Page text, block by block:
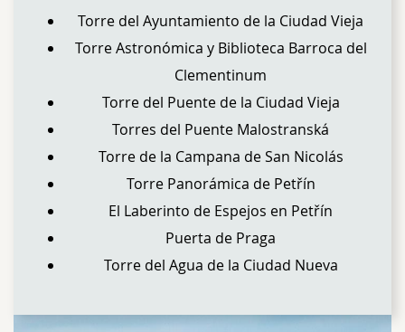
Torre del Ayuntamiento de la Ciudad Vieja
Torre Astronómica y Biblioteca Barroca del
Clementinum
Torre del Puente de la Ciudad Vieja
Torres del Puente Malostranská
Torre de la Campana de San Nicolás
Torre Panorámica de Petřín
El Laberinto de Espejos en Petřín
Puerta de Praga
Torre del Agua de la Ciudad Nueva